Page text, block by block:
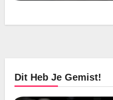
Dit Heb Je Gemist!